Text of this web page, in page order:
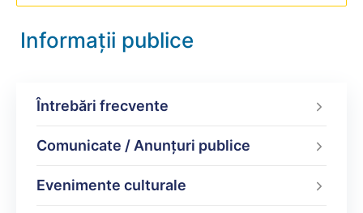
Informații publice
Întrebări frecvente
Comunicate / Anunțuri publice
Evenimente culturale